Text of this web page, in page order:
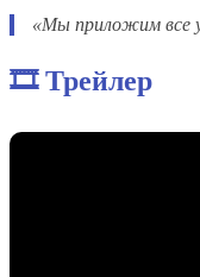
«Мы приложим все
🎞️ Трейлер